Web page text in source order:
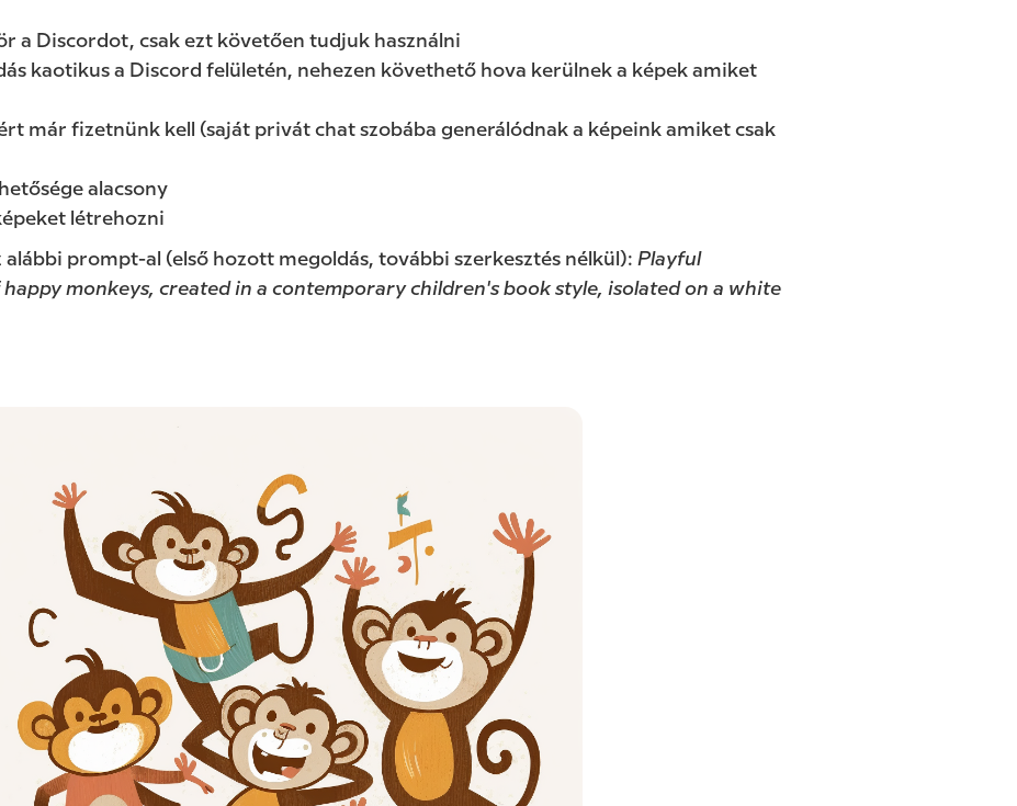
a Discordot, csak ezt követően tudjuk használni
kaotikus a Discord felületén, nehezen követhető hova kerülnek a képek amiket
már fizetnünk kell (saját privát chat szobába generálódnak a képeink amiket csak
alacsony
létrehozni
alábbi prompt-al (első hozott megoldás, további szerkesztés nélkül): Playful
monkeys, created in a contemporary children's book style, isolated on a white